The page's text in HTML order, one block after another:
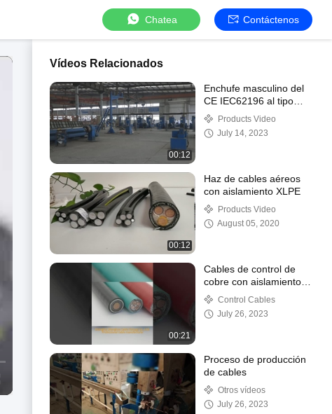
Chatea Contáctenos
Vídeos Relacionados
00:12
Enchufe masculino del
CE IEC62196 al tipo
femenino del enchufe -
el poner a tierra
estándar negro de
Products Video
July 14, 2023
00:12
Haz de cables aéreos
con aislamiento XLPE
Products Video
August 05, 2020
00:21
Cables de control de
cobre con aislamiento
de PVC para
automatización
industrial
Control Cables
July 26, 2023
Proceso de producción
de cables
Otros vídeos
July 26, 2023